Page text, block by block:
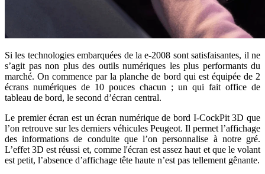
Si les technologies embarquées de la e-2008 sont satisfaisantes, il ne
s’agit pas non plus des outils numériques les plus performants du
marché. On commence par la planche de bord qui est équipée de 2
écrans numériques de 10 pouces chacun ; un qui fait office de
tableau de bord, le second d’écran central.
Le premier écran est un écran numérique de bord I-CockPit 3D que
l’on retrouve sur les derniers véhicules Peugeot. Il permet l’affichage
des informations de conduite que l’on personnalise à notre gré.
L’effet 3D est réussi et, comme l'écran est assez haut et que le volant
est petit, l’absence d’affichage tête haute n’est pas tellement gênante.